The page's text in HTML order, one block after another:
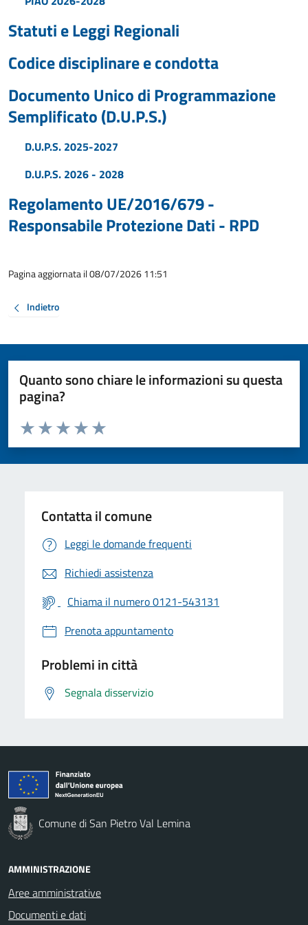
Statuti e Leggi Regionali
Codice disciplinare e condotta
Documento Unico di Programmazione
Semplificato (D.U.P.S.)
D.U.P.S. 2025-2027
D.U.P.S. 2026 - 2028
Regolamento UE/2016/679 -
Responsabile Protezione Dati - RPD
Pagina aggiornata il 08/07/2026 11:51
Indietro
Quanto sono chiare le informazioni su questa
pagina?
Valuta da 1 a 5 stelle la pagina
Valuta 5 stelle su 5
Valuta 4 stelle su 5
Valuta 3 stelle su 5
Valuta 2 stelle su 5
Valuta 1 stelle su 5
Contatta il comune
Leggi le domande frequenti
Richiedi assistenza
Chiama il numero 0121-543131
Prenota appuntamento
Problemi in città
Segnala disservizio
Comune di San Pietro Val Lemina
AMMINISTRAZIONE
Aree amministrative
Documenti e dati